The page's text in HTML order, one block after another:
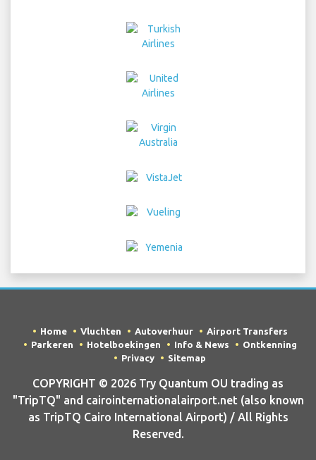
Home Vluchten Autoverhuur
Airport Transfers
Parkeren
Hotelboekingen Info & News
Ontkenning
Privacy
Sitemap
COPYRIGHT © 2026 Try Quantum OU trading as
"TripTQ" and cairointernationalairport.net (also known
as TripTQ Cairo International Airport) / All Rights
Reserved.